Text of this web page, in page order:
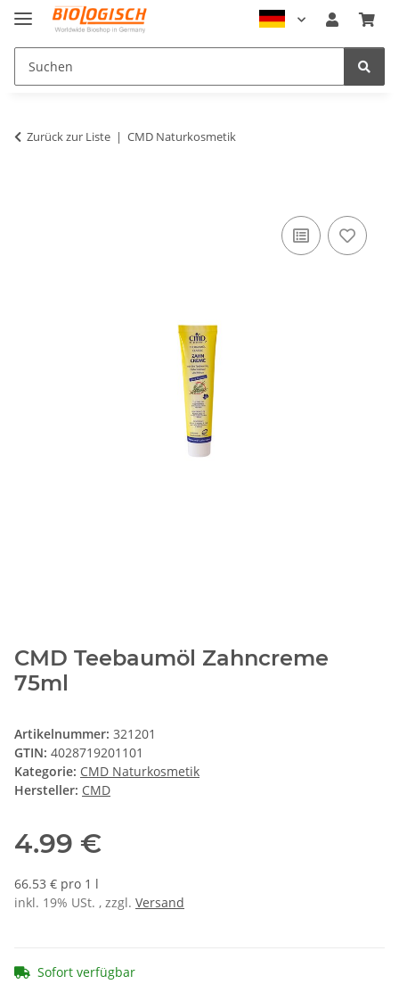
Zurück zur Liste CMD Naturkosmetik
CMD Teebaumöl Zahncreme
75ml
Artikelnummer: 321201
GTIN: 4028719201101
Kategorie: CMD Naturkosmetik
Hersteller: CMD
4.99 €
66.53 € pro 1 l
inkl. 19% USt. , zzgl. Versand
Sofort verfügbar